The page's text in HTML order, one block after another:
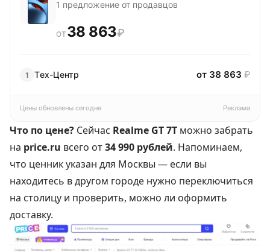
1 предложение от продавцов
ОТ 38 863₽
1 Tех-Центр от 38 863 ₽
Цены обновлены сегодня Реклама
Что по цене? Сейчас Realme GT 7T можно забрать
на price.ru всего от34 990 рублей. Напоминаем,
что ценник указан для Москвы — если вы
находитесь в другом городе нужно переключиться
на столицу и проверить, можно ли оформить
доставку.